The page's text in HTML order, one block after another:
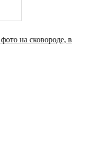
на сковороде, в